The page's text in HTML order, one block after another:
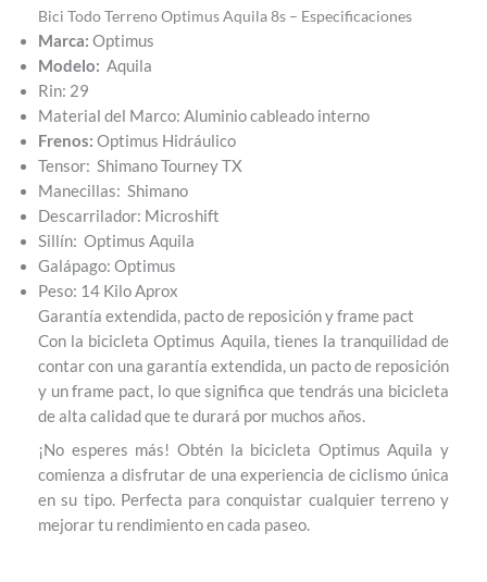
Bici Todo Terreno Optimus Aquila 8s – Especificaciones
Marca: Optimus
Modelo: Aquila
Rin: 29
Material del Marco: Aluminio cableado interno
Frenos: Optimus Hidráulico
Tensor: Shimano Tourney TX
Manecillas: Shimano
Descarrilador: Microshift
Sillín: Optimus Aquila
Galápago: Optimus
Peso: 14 Kilo Aprox
Garantía extendida, pacto de reposición y frame pact
Con la bicicleta Optimus Aquila, tienes la tranquilidad de
contar con una garantía extendida, un pacto de reposición
y un frame pact, lo que significa que tendrás una bicicleta
de alta calidad que te durará por muchos años.
¡No esperes más! Obtén la bicicleta Optimus Aquila y
comienza a disfrutar de una experiencia de ciclismo única
en su tipo. Perfecta para conquistar cualquier terreno y
mejorar tu rendimiento en cada paseo.